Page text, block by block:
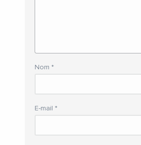
Nom *
E-mail *